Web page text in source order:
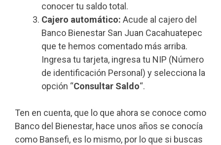
conocer tu saldo total.
Cajero automático: Acude al cajero del
Banco Bienestar San Juan Cacahuatepec
que te hemos comentado más arriba.
Ingresa tu tarjeta, ingresa tu NIP (Número
de identificación Personal) y selecciona la
opción “Consultar Saldo“.
Ten en cuenta, que lo que ahora se conoce como
Banco del Bienestar, hace unos años se conocía
como Bansefi, es lo mismo, por lo que si buscas